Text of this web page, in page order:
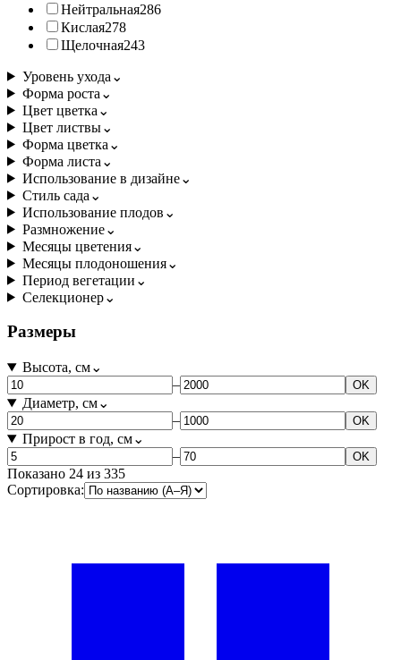
Нейтральная286
Кислая278
Щелочная243
Уровень ухода ⌄
Форма роста ⌄
Цвет цветка ⌄
Цвет листвы⌄
Форма цветка ⌄
Форма листа ⌄
Использование в дизайне⌄
Стиль сада ⌄
Использование плодов ⌄
Размножение⌄
Месяцы цветения⌄
Месяцы плодоношения⌄
Период вегетации ⌄
Селекционер⌄
Размеры
Высота, см⌄
–
OK
Диаметр, см⌄
–
OK
Прирост в год, см⌄
–
OK
Показано 24 из 335
Сортировка: